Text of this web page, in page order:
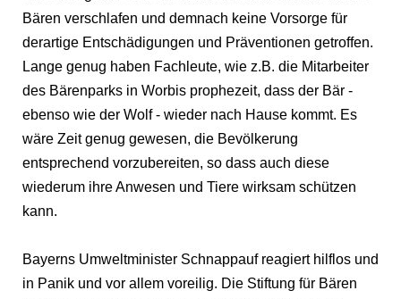
Bären verschlafen und demnach keine Vorsorge für
derartige Entschädigungen und Präventionen getroffen.
Lange genug haben Fachleute, wie z.B. die Mitarbeiter
des Bärenparks in Worbis prophezeit, dass der Bär -
ebenso wie der Wolf - wieder nach Hause kommt. Es
wäre Zeit genug gewesen, die Bevölkerung
entsprechend vorzubereiten, so dass auch diese
wiederum ihre Anwesen und Tiere wirksam schützen
kann.
Bayerns Umweltminister Schnappauf reagiert hilflos und
in Panik und vor allem voreilig. Die Stiftung für Bären